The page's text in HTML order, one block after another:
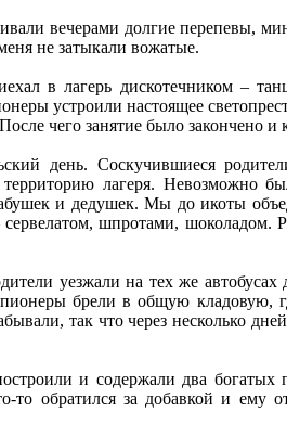
вечерами долгие перепевы,
не затыкали вожатые.
в лагерь дискотечником –
устроили настоящее
чего занятие было закончено и
день. Соскучившиеся
лагеря. Невозможно
и дедушек. Мы до икоты
шпротами, шоколадом.
уезжали на тех же
брели в общую кладовую,
так что через несколько
и содержали два
обратился за добавкой и ему